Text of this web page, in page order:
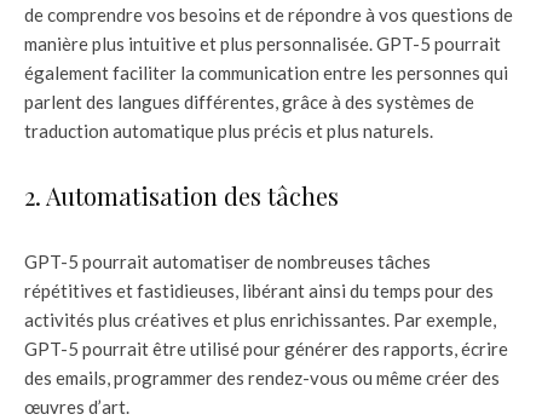
de comprendre vos besoins et de répondre à vos questions de
manière plus intuitive et plus personnalisée. GPT-5 pourrait
également faciliter la communication entre les personnes qui
parlent des langues différentes, grâce à des systèmes de
traduction automatique plus précis et plus naturels.
2. Automatisation des tâches
GPT-5 pourrait automatiser de nombreuses tâches
répétitives et fastidieuses, libérant ainsi du temps pour des
activités plus créatives et plus enrichissantes. Par exemple,
GPT-5 pourrait être utilisé pour générer des rapports, écrire
des emails, programmer des rendez-vous ou même créer des
œuvres d’art.